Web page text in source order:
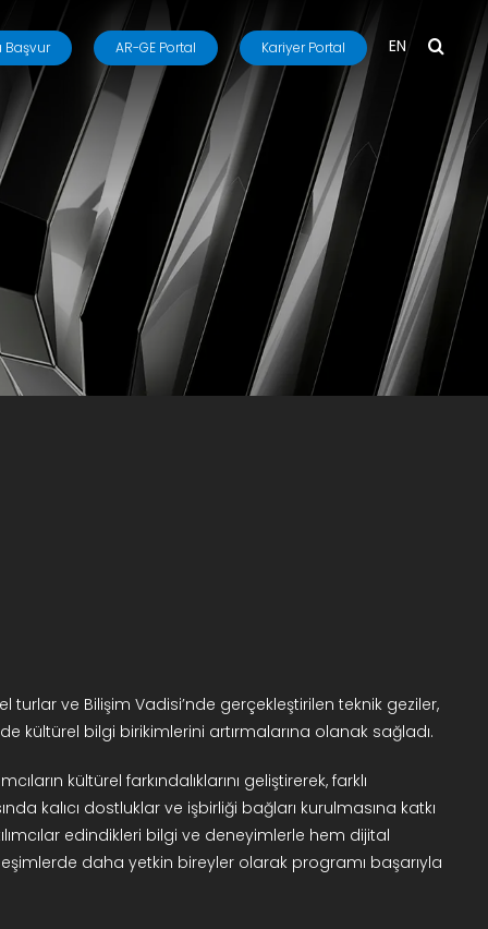
Başvur AR-GE Portal Kariyer Portal EN
turlar ve Bilişim Vadisi’nde gerçekleştirilen teknik geziler,
kültürel bilgi birikimlerini artırmalarına olanak sağladı.
kültürel farkındalıklarını geliştirerek, farklı
kalıcı dostluklar ve işbirliği bağları kurulmasına katkı
edindikleri bilgi ve deneyimlerle hem dijital
daha yetkin bireyler olarak programı başarıyla